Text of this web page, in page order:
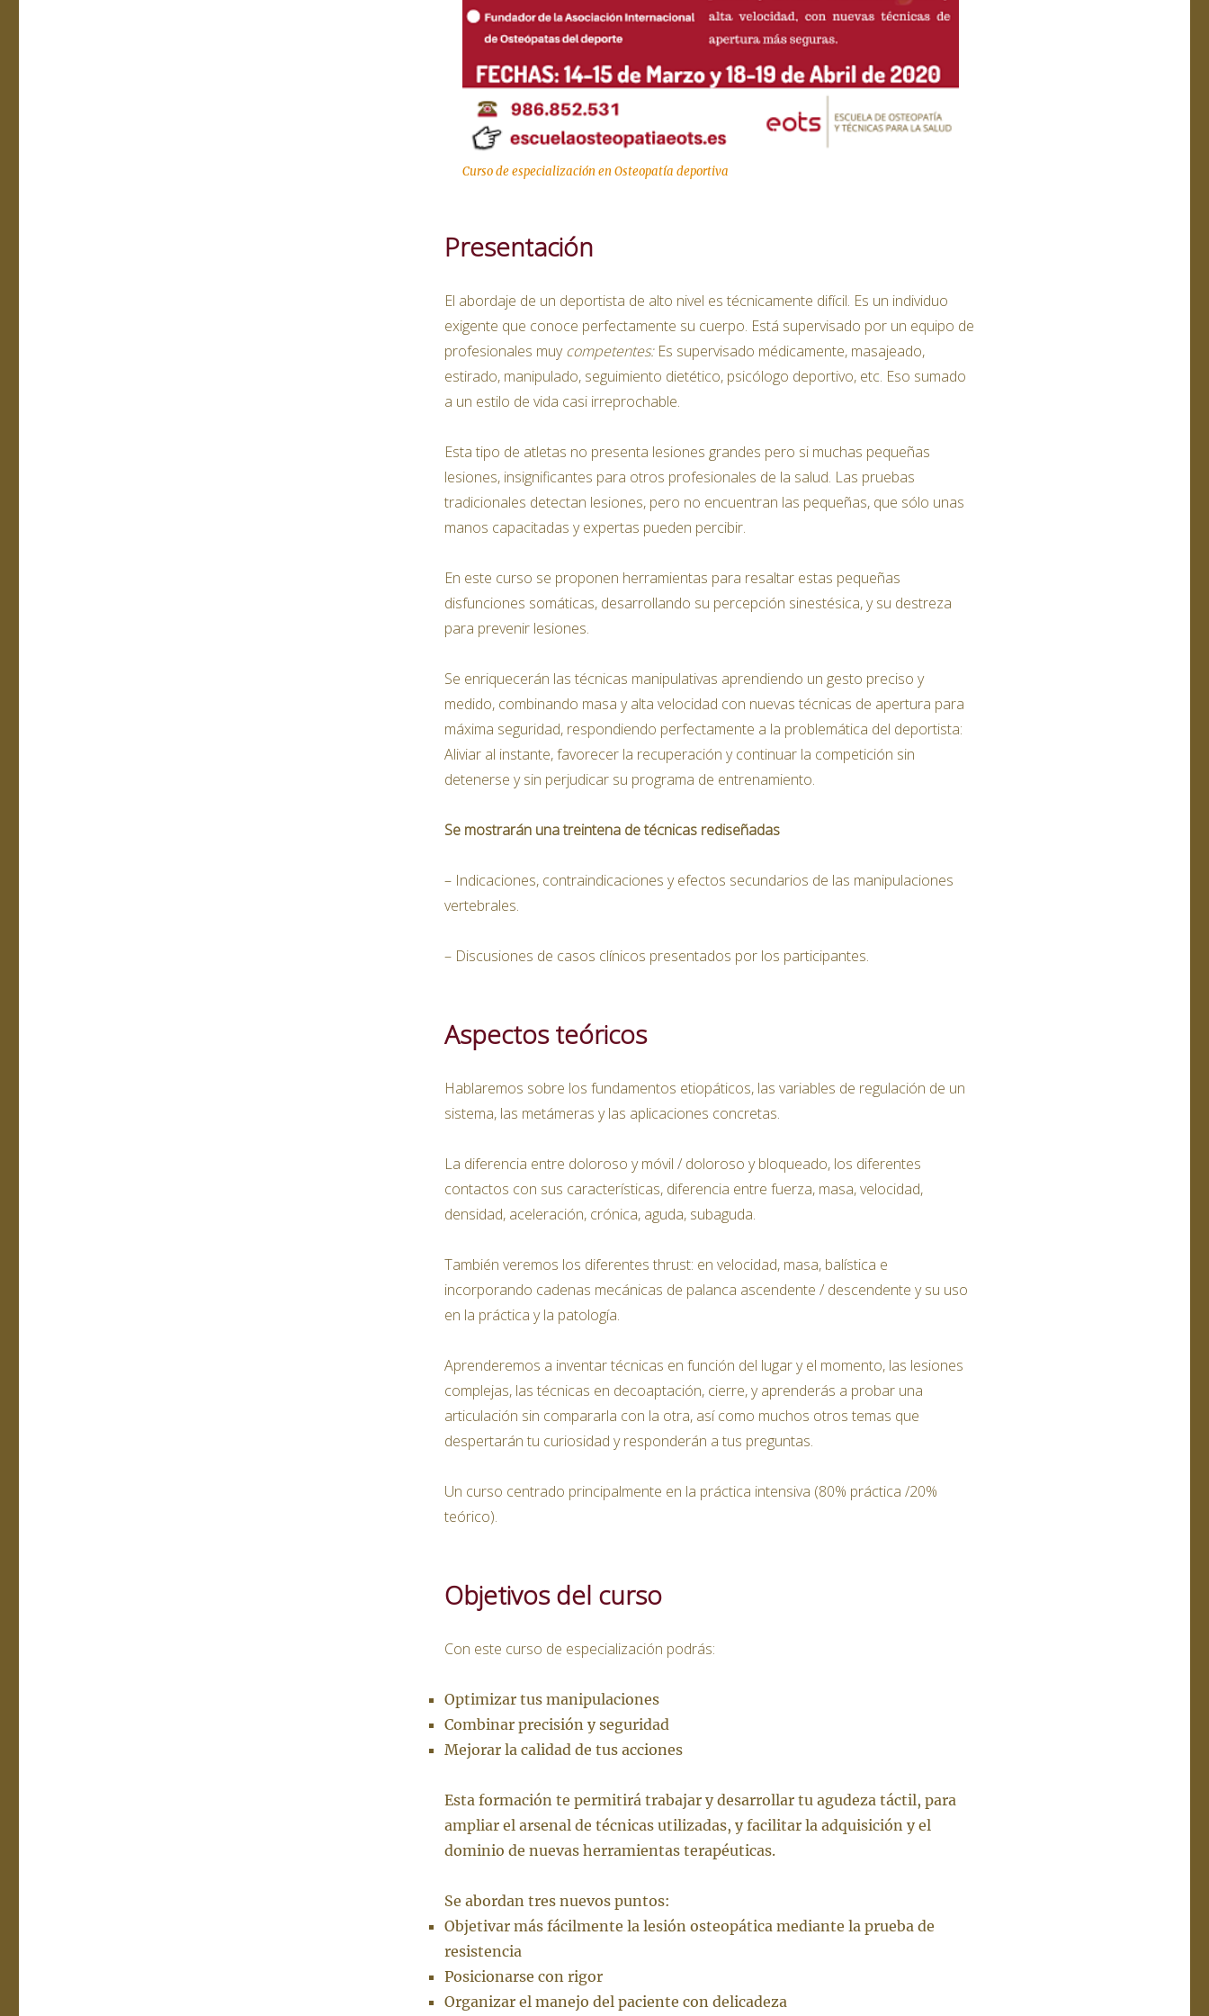
Curso de especialización en Osteopatía deportiva
Presentación
El abordaje de un deportista de alto nivel es técnicamente difícil. Es un individuo
exigente que conoce perfectamente su cuerpo. Está supervisado por un equipo de
profesionales muycompetentes:Es supervisado médicamente, masajeado,
estirado, manipulado, seguimiento dietético, psicólogo deportivo, etc. Eso sumado
a un estilo de vida casi irreprochable.
Esta tipo de atletas no presenta lesiones grandes pero si muchas pequeñas
lesiones, insignificantes para otros profesionales de la salud. Las pruebas
tradicionales detectan lesiones, pero no encuentran las pequeñas, que sólo unas
manos capacitadas y expertas pueden percibir.
En este curso se proponen herramientas para resaltar estas pequeñas
disfunciones somáticas, desarrollando su percepción sinestésica, y su destreza
para prevenir lesiones.
Se enriquecerán las técnicas manipulativas aprendiendo un gesto preciso y
medido, combinando masa y alta velocidad con nuevas técnicas de apertura para
máxima seguridad, respondiendo perfectamente a la problemática del deportista:
Aliviar al instante, favorecer la recuperación y continuar la competición sin
detenerse y sin perjudicar su programa de entrenamiento.
Se mostrarán una treintena de técnicas rediseñadas
– Indicaciones, contraindicaciones y efectos secundarios de las manipulaciones
vertebrales.
– Discusiones de casos clínicos presentados por los participantes.
Aspectos teóricos
Hablaremos sobre los fundamentos etiopáticos, las variables de regulación de un
sistema, las metámeras y las aplicaciones concretas.
La diferencia entre doloroso y móvil / doloroso y bloqueado, los diferentes
contactos con sus características, diferencia entre fuerza, masa, velocidad,
densidad, aceleración, crónica, aguda, subaguda.
También veremos los diferentes thrust: en velocidad, masa, balística e
incorporando cadenas mecánicas de palanca ascendente / descendente y su uso
en la práctica y la patología.
Aprenderemos a inventar técnicas en función del lugar y el momento, las lesiones
complejas, las técnicas en decoaptación, cierre, y aprenderás a probar una
articulación sin compararla con la otra, así como muchos otros temas que
despertarán tu curiosidad y responderán a tus preguntas.
Un curso centrado principalmente en la práctica intensiva (80% práctica /20%
teórico).
Objetivos del curso
Con este curso de especialización podrás:
Optimizar tus manipulaciones
Combinar precisión y seguridad
Mejorar la calidad de tus acciones
Esta formación te permitirá trabajar y desarrollar tu agudeza táctil, para
ampliar el arsenal de técnicas utilizadas, y facilitar la adquisición y el
dominio de nuevas herramientas terapéuticas.
Se abordan tres nuevos puntos:
Objetivar más fácilmente la lesión osteopática mediante la prueba de
resistencia
Posicionarse con rigor
Organizar el manejo del paciente con delicadeza